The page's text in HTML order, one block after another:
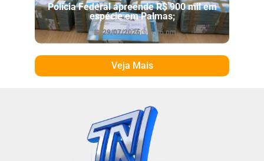
Polícia Federal apreende R$ 900 mil em
espécie em Palmas;
29/07/2026 6:46 pm
Veja Mais